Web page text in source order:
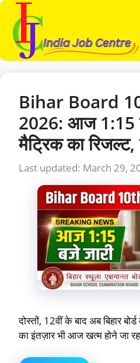
Skip
content
Bihar Board
2026: आज 1:15
मैट्रिक का
March 29,
दोस्तों, 12वीं के बाद अब बिहार
का इंतज़ार भी आज खत्म होने जा